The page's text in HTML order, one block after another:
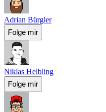
Adrian Bürgler
Folge mir
Niklas Helbling
Folge mir